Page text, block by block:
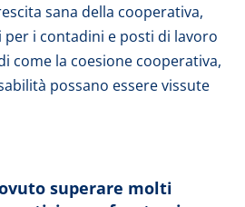
sana della cooperativa,
i contadini e posti di lavoro
come la coesione cooperativa,
possano essere vissute
superare molti